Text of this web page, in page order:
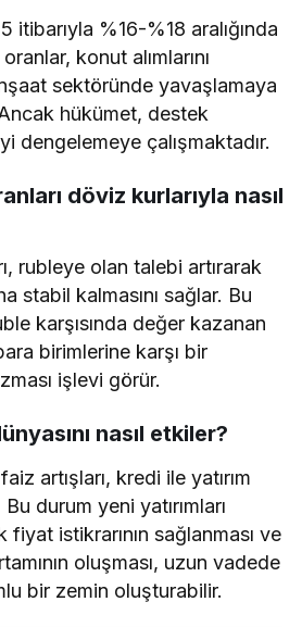
itibarıyla %16-%18 aralığında
konut alımlarını
sektöründe yavaşlamaya
hükümet, destek
dengelemeye çalışmaktadır.
döviz kurlarıyla nasıl
rubleye olan talebi artırarak
stabil kalmasını sağlar. Bu
karşısında değer kazanan
birimlerine karşı bir
işlevi görür.
nasıl etkiler?
artışları, kredi ile yatırım
durum yeni yatırımları
istikrarının sağlanması ve
oluşması, uzun vadede
bir zemin oluşturabilir.